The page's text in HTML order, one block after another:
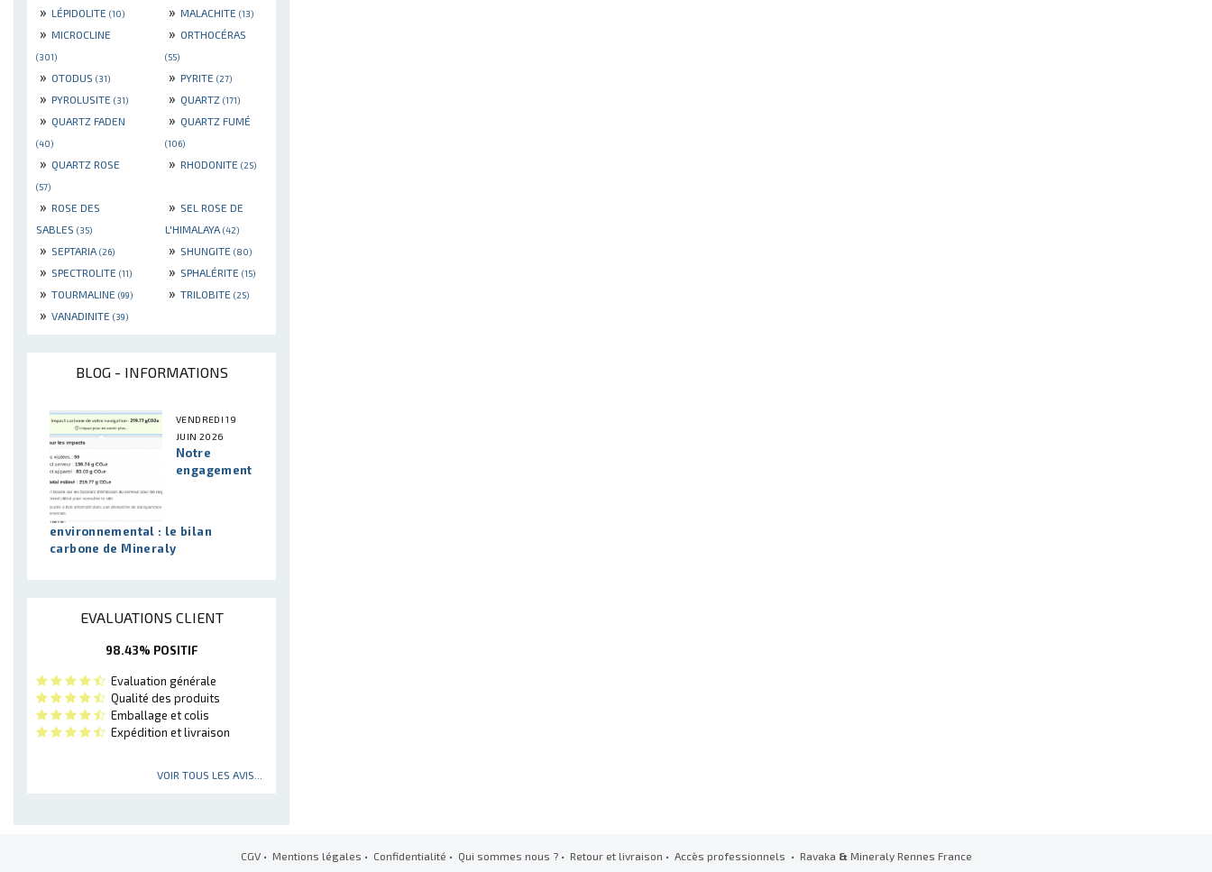
» LÉPIDOLITE (10) » MALACHITE (13)
» MICROCLINE
(301)
» ORTHOCÉRAS
(55)
» OTODUS (31) » PYRITE (27)
» PYROLUSITE (31) » QUARTZ (171)
» QUARTZ FADEN
(40)
» QUARTZ FUMÉ
(106)
» QUARTZ ROSE
(57)
» RHODONITE (25)
» ROSE DES
SABLES (35)
» SEL ROSE DE
L'HIMALAYA (42)
» SEPTARIA (26) » SHUNGITE (80)
» SPECTROLITE (11) » SPHALÉRITE (15)
» TOURMALINE (99) » TRILOBITE (25)
» VANADINITE (39)
BLOG - INFORMATIONS
VENDREDI 19
JUIN 2026
Notre
engagement
environnemental : le bilan
carbone de Mineraly
EVALUATIONS CLIENT
98.43% POSITIF
Evaluation générale
Qualité des produits
Emballage et colis
Expédition et livraison
VOIR TOUS LES AVIS...
CGV• Mentions légales • Confidentialité • Qui sommes nous ?• Retour et livraison • Accès professionnels • Ravaka & Mineraly Rennes France